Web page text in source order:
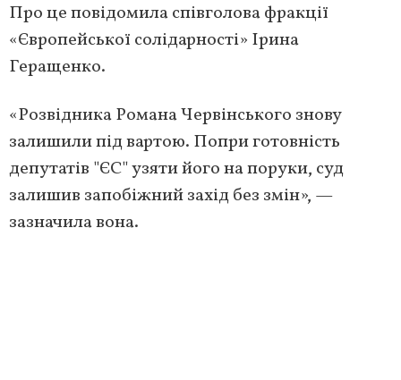
Про це повідомила співголова фракції
«Європейської солідарності» Ірина
Геращенко.
«Розвідника Романа Червінського знову
залишили під вартою. Попри готовність
депутатів "ЄС" узяти його на поруки, суд
залишив запобіжний захід без змін», —
зазначила вона.